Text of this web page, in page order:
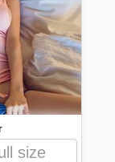
size